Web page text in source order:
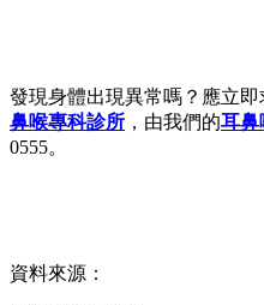
發現身體出現異常嗎？應立
鼻喉專科診所 ，由我們的耳鼻
0555。
資料來源：